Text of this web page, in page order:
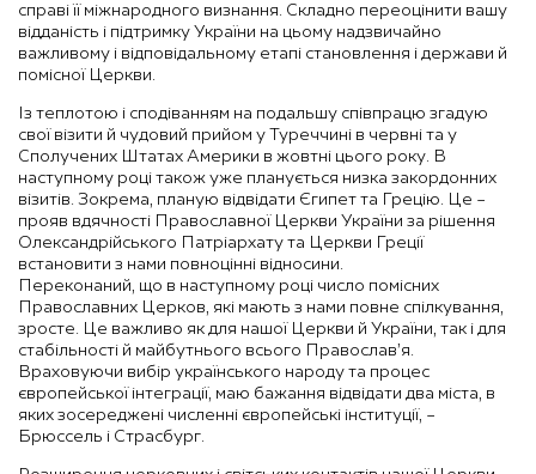
справі її міжнародного визнання. Складно переоцінити вашу
відданість і підтримку України на цьому надзвичайно
важливому і відповідальному етапі становлення і держави й
помісної Церкви.
Із теплотою і сподіванням на подальшу співпрацю згадую
свої візити й чудовий прийом у Туреччині в червні та у
Сполучених Штатах Америки в жовтні цього року. В
наступному році також уже планується низка закордонних
візитів. Зокрема, планую відвідати Єгипет та Грецію. Це –
прояв вдячності Православної Церкви України за рішення
Олександрійського Патріархату та Церкви Греції
встановити з нами повноцінні відносини.
Переконаний, що в наступному році число помісних
Православних Церков, які мають з нами повне спілкування,
зросте. Це важливо як для нашої Церкви й України, так і для
стабільності й майбутнього всього Православ’я.
Враховуючи вибір українського народу та процес
європейської інтеграції, маю бажання відвідати два міста, в
яких зосереджені численні європейські інституції, –
Брюссель і Страсбург.